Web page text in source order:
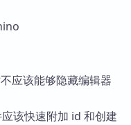
应该能够隐藏编辑器
该快速附加 id 和创建